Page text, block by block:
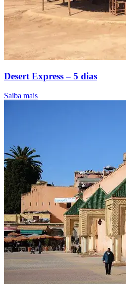
Desert Express – 5 dias
Saiba mais